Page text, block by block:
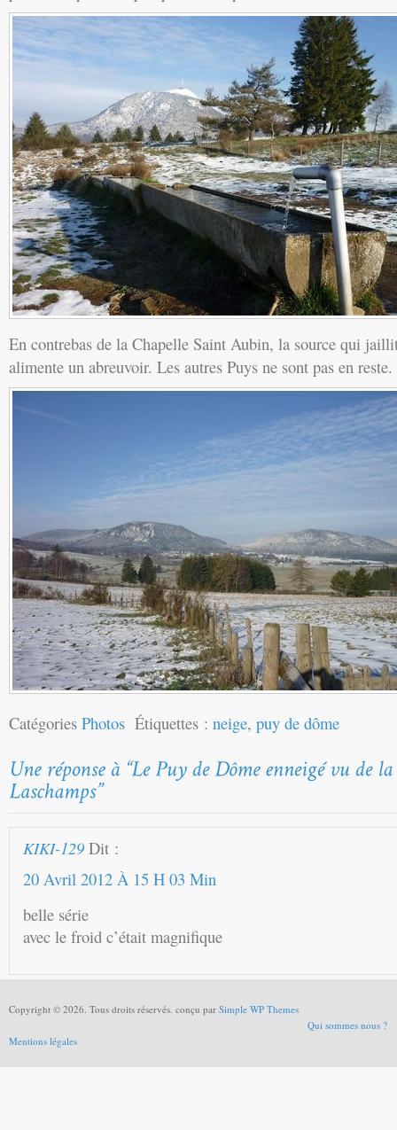
En contrebas de la Chapelle Saint Aubin, la source qui
alimente un abreuvoir. Les autres Puys ne sont pas en reste.
Catégories Photos Étiquettes : neige, puy de dôme
KIKI-129 Dit :
20 Avril 2012 À 15 H 03 Min
belle série
avec le froid c’était magnifique
Copyright © 2026. Tous droits réservés. conçu par Simple WP Themes
Qui sommes nous ?
Mentions légales